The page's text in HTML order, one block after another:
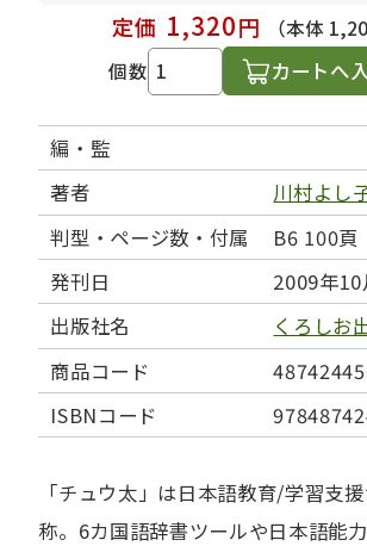
定価 1,320円
（本体
個数
カートへ
編・監
著者
川村よし
判型・ページ数・付属
B6 100頁
発刊日
2009年10
出版社名
くろしお
商品コード
ISBNコード
「チュウ太」は日本語教育/学習支
称。6カ国語辞書ツールや日本語能